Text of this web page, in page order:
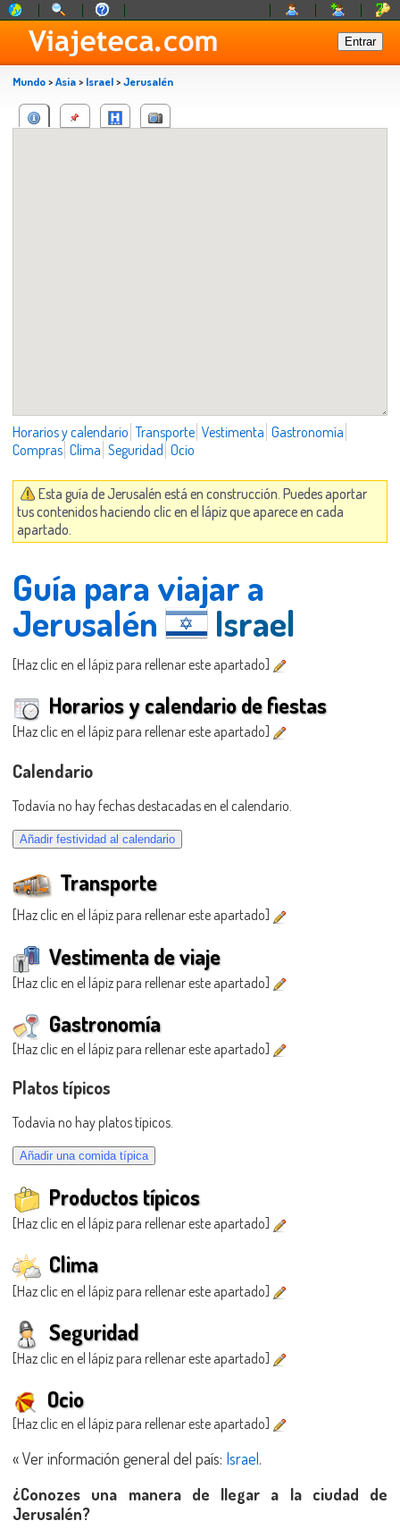
Mundo>Asia> Israel>Jerusalén
Horarios y calendario Transporte Vestimenta Gastronomía
Compras Clima Seguridad Ocio
Esta guía de Jerusalén está en construcción. Puedes aportar
tus contenidos haciendo clic en el lápiz que aparece en cada
apartado.
Guía para viajar a
Jerusalén
Israel
[Haz clic en el lápiz para rellenar este apartado]
Horarios y calendario de fiestas
[Haz clic en el lápiz para rellenar este apartado]
Calendario
Todavía no hay fechas destacadas en el calendario.
Transporte
[Haz clic en el lápiz para rellenar este apartado]
Vestimenta de viaje
[Haz clic en el lápiz para rellenar este apartado]
Gastronomía
[Haz clic en el lápiz para rellenar este apartado]
Platos típicos
Todavía no hay platos típicos.
Productos típicos
[Haz clic en el lápiz para rellenar este apartado]
Clima
[Haz clic en el lápiz para rellenar este apartado]
Seguridad
[Haz clic en el lápiz para rellenar este apartado]
Ocio
[Haz clic en el lápiz para rellenar este apartado]
« Ver información general del país: Israel.
¿Conozes una manera de llegar a la ciudad de
Jerusalén?